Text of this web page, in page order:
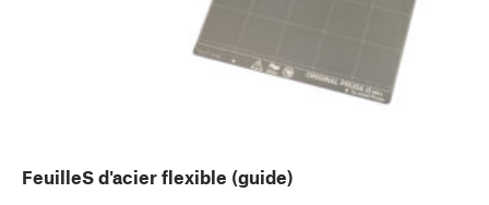
FeuilleS d'acier flexible (guide)